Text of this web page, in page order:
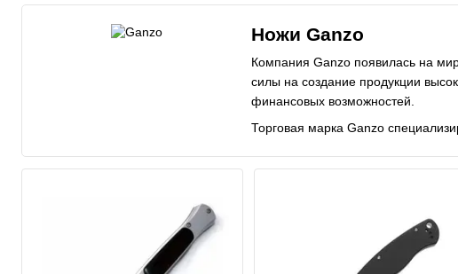
Ножи Ganzo
Компания Ganzo появилась на
силы на создание продукции
финансовых возможностей.
Торговая марка Ganzo
100 национальных патентов.
Продукция компании Ganzo
Зеландию и Украину.